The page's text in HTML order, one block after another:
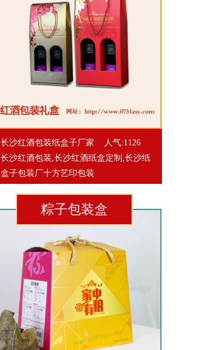
长沙红酒包装纸盒子厂家
人气:1126
长沙红酒包装,长沙红酒纸盒定制,长沙纸
盒子包装厂十方艺印包装
粽子包装盒